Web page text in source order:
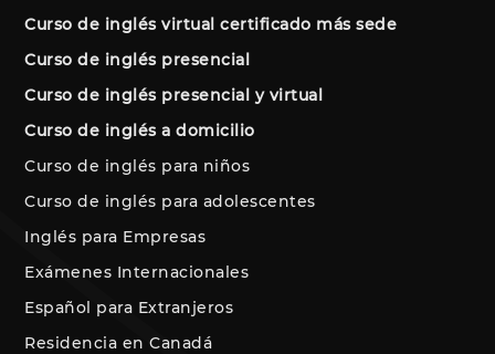
Curso de inglés virtual certificado más sede
Curso de inglés presencial
Curso de inglés presencial y virtual
Curso de inglés a domicilio
Curso de inglés para niños
Curso de inglés para adolescentes
Inglés para Empresas
Exámenes Internacionales
Español para Extranjeros
Residencia en Canadá